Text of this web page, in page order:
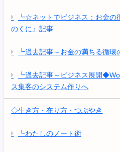
┗☆ネットでビジネス：お金の
のくに』記事
┗過去記事～お金の満ちる循環
┗過去記事～ビジネス展開
ス集客のシステム作りへ
◇生き方・在り方・つぶやき
┗わたしのノート術